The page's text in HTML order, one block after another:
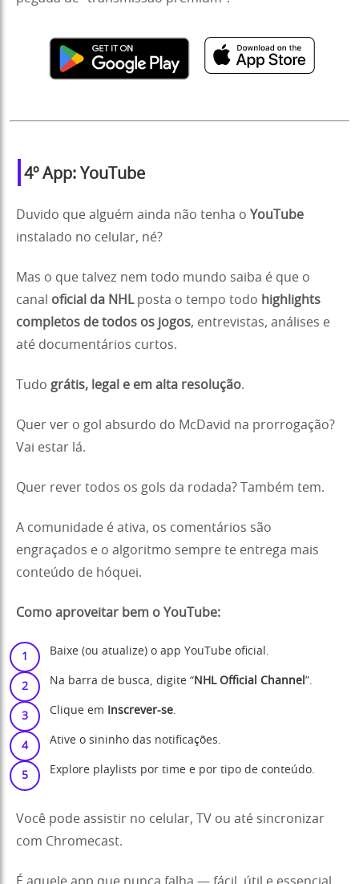
4º App: YouTube
Duvido que alguém ainda não tenha o YouTube
instalado no celular, né?
Mas o que talvez nem todo mundo saiba é que o
canal oficial da NHLposta o tempo todo highlights
completos de todos os jogos, entrevistas, análises e
até documentários curtos.
Tudo grátis, legal e em alta resolução.
Quer ver o gol absurdo do McDavid na prorrogação?
Vai estar lá.
Quer rever todos os gols da rodada? Também tem.
A comunidade é ativa, os comentários são
engraçados e o algoritmo sempre te entrega mais
conteúdo de hóquei.
Como aproveitar bem o YouTube:
Baixe (ou atualize) o app YouTube oficial.
Na barra de busca, digite “ NHL Official Channel ”.
Clique em Inscrever-se
Ative o sininho das notificações.
Explore playlists por time e por tipo de conteúdo.
Você pode assistir no celular, TV ou até sincronizar
com Chromecast.
É aquele app que nunca falha — fácil, útil e essencial.